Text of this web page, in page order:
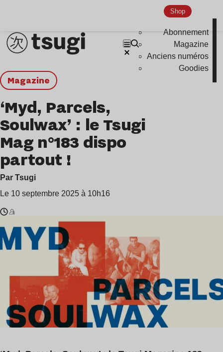
Shop
Abonnement
Magazine
Anciens numéros
Goodies
magazine
‘Myd, Parcels,
Soulwax’ : le Tsugi
Mag n°183 dispo
partout !
Par Tsugi
Le 10 septembre 2025 à 10h16
de
lectureParcels